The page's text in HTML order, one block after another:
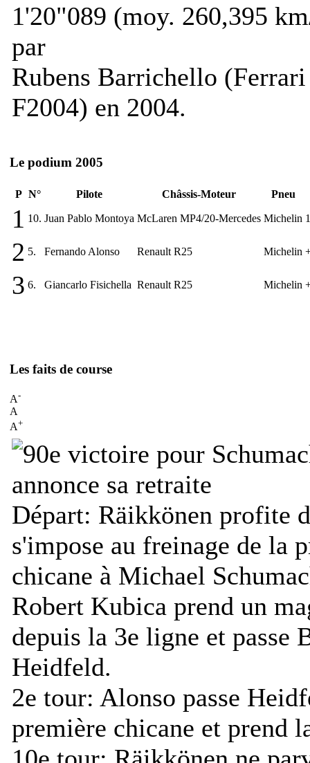
1'20"089 (moy. 260,395
par
Rubens Barrichello (Ferrari
F2004) en 2004.
Le podium 2005
P N° Pilote Châssis-Moteur Pneu
1 10. Juan Pablo Montoya McLaren MP4/20-Mercedes Michelin
2 5. Fernando Alonso Renault R25 Michelin
3 6. Giancarlo Fisichella Renault R25 Michelin
Les faits de course
A-
A
A+
Départ: Räikkönen profite
s'impose au freinage de la
chicane à Michael
Robert Kubica prend un
depuis la 3e ligne et passe
Heidfeld.
2e tour: Alonso passe
première chicane et prend